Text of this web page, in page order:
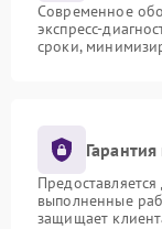
Современное
экспресс-
сроки,
выполненные
защищает